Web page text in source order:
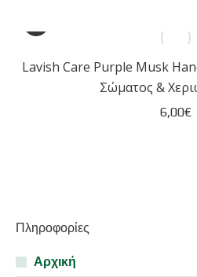
was:
Lavish Care Purple Musk
Σώματος &
6,00€
Πληροφορίες
Αρχική